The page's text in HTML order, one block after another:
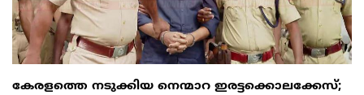
കേരളത്തെ നടുക്കിയ നെന്മാറ ഇരട്ടക്കൊലക്കേസ്;